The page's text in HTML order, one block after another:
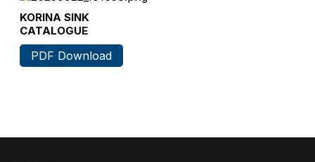
KORINA SINK
CATALOGUE
PDF Download